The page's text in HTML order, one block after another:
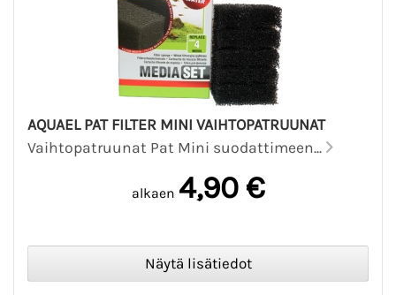
AQUAEL PAT FILTER MINI VAIHTOPATRUUNAT
Vaihtopatruunat Pat Mini suodattimeen...
alkaen 4,90 €